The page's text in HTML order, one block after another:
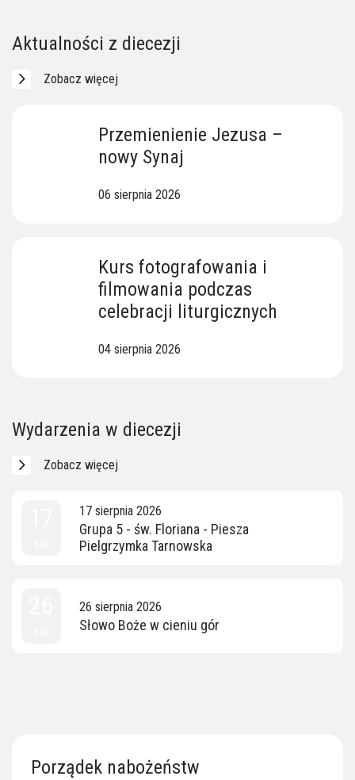
Porządek nabożeństw
Aktualności z diecezji
Zobacz więcej
Przemienienie Jezusa –
nowy Synaj
06 sierpnia 2026
Kurs fotografowania i
filmowania podczas
celebracji liturgicznych
04 sierpnia 2026
Wydarzenia w diecezji
Zobacz więcej
17 sierpnia 2026
Grupa 5 - św. Floriana - Piesza
Pielgrzymka Tarnowska
26 sierpnia 2026
Słowo Boże w cieniu gór